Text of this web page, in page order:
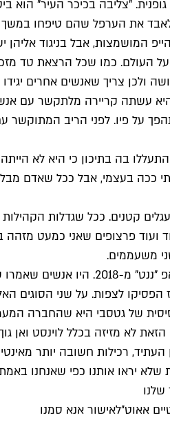
גופנית. "צליבה בכיכר העיר"
את הערפל שהם טיפחו
המושמצות, אבל בניגוד אליהן
העולם. כמו שכל הרצאת טד
ולכן צריך שאנשים אחרים
קראה לאלבום שלה מ־2017 "מוניטין".
על פיו. לפני הריב
בה בתיכון כי היא לא
ככה בעצמי, אבל ככל שאדם
קטנים. ככל שגדלות
ועוד פרצופים שאני כמעט
משעממים.
חנה גטסבי מדברת יפה על
לצפות. על שני הסוגים
של גטסבי היא שהחברה
לא מזיזה בכלל לוינסט ואן
יראו אותנו כפי שאנחנו
שלנו
אאוט״לאישור אנא סמנו